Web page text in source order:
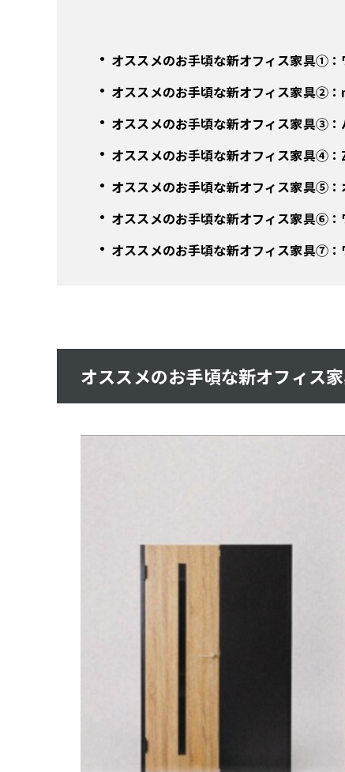
オススメのお手頃な新オフィス家具①：
オススメのお手頃な新オフィス家具②
オススメのお手頃な新オフィス家具③：
オススメのお手頃な新オフィス家具④：
オススメのお手頃な新オフィス家具⑤：
オススメのお手頃な新オフィス家具⑥：
オススメのお手頃な新オフィス家具⑦
オススメのお手頃な新オフィス